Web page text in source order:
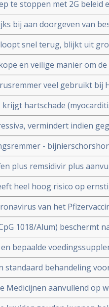
te stoppen met 2G beleid
bij aan doorgeven van
van besmettingen en
onderzoek in
loopt snel terug, blijkt uit
en veilige manier om
bevattende
en te eliminerenveel gebruikt bij
coronapatiënten met
hartschade
klachten blijkt uit
vermindert indien
procent door COVID-19
medische zorg te krijgen
-
als neusspray effectief
plus remsidivir plus
Trump redden van
heel hoog risico op
19. Blijkt uit nieuw
van het
nog 47 procent
1018/Alum) beschermt
bij alle bekende
fase III studie
bepaalde
behandeling van
- geeft interessante
standaard behandeling
- Covid-19 verbetert
Medicijnen aanvullend op
COVID-19 -